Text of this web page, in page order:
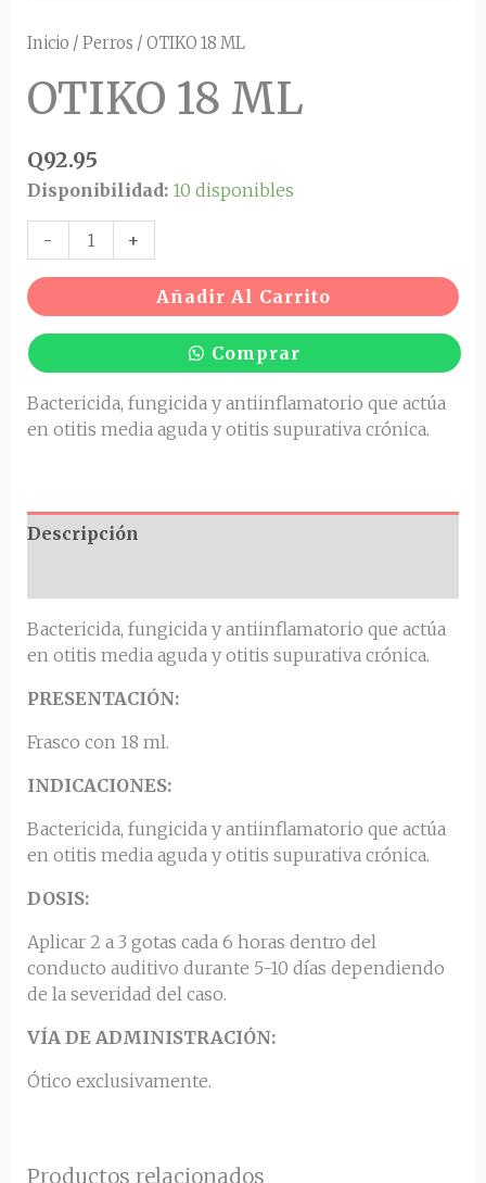
Inicio / Perros / OTIKO 18 ML
OTIKO 18 ML
Q92.95
Disponibilidad: 10 disponibles
- +
Añadir Al Carrito
Comprar
Bactericida, fungicida y antiinflamatorio que actúa
en otitis media aguda y otitis supurativa crónica.
Descripción
Bactericida, fungicida y antiinflamatorio que actúa
en otitis media aguda y otitis supurativa crónica.
PRESENTACIÓN:
Frasco con 18 ml.
INDICACIONES:
Bactericida, fungicida y antiinflamatorio que actúa
en otitis media aguda y otitis supurativa crónica.
DOSIS:
Aplicar 2 a 3 gotas cada 6 horas dentro del
conducto auditivo durante 5-10 días dependiendo
de la severidad del caso.
VÍA DE ADMINISTRACIÓN:
Ótico exclusivamente.
Productos relacionados